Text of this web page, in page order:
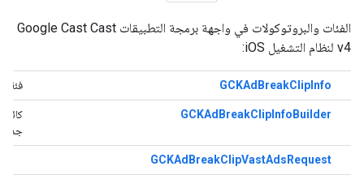
الفئات والبروتوكولات في واجهة برمجة التطبيقات Google Cast Cast
v4 لنظام التشغيل iOS:
GCKAdBreakClipInfo فئة
GCKAdBreakClipInfoBuilder
كائن
GCKAdBreakClipVastAdsRequest